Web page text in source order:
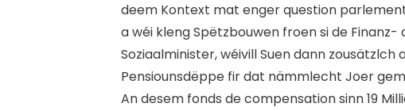
deem Kontext mat enger question
a wéi kleng Spëtzbouwen froen si de Finanz-
Soziaalminister, wéivill Suen dann zousätzlch
Pensiounsdëppe fir dat nämmlecht Joer
An desem fonds de compensation sinn 19